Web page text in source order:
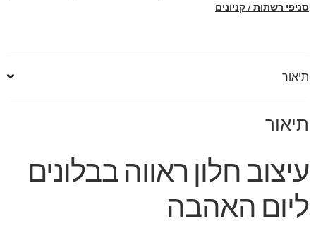
סניפי רשתות / קניונים
תיאור
תיאור
עיצוב חלון ראווה בבלונים
ליום האהבה